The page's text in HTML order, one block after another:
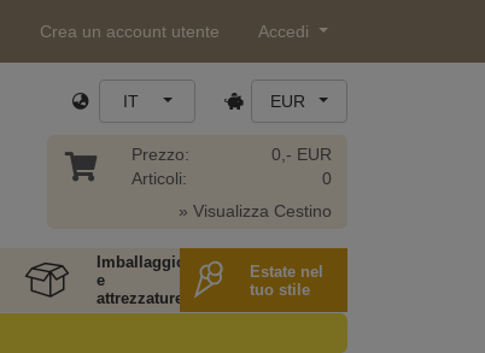
Crea un account utente Accedi
IT EUR
Prezzo:
Articoli:
0,- EUR
0
» Visualizza Cestino
Imballaggio
e
attrezzature
Estate nel
tuo stile